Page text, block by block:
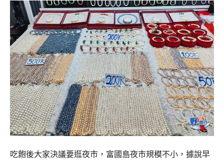
吃飽後大家決議要逛夜市，富國島夜市規模不小，據說早